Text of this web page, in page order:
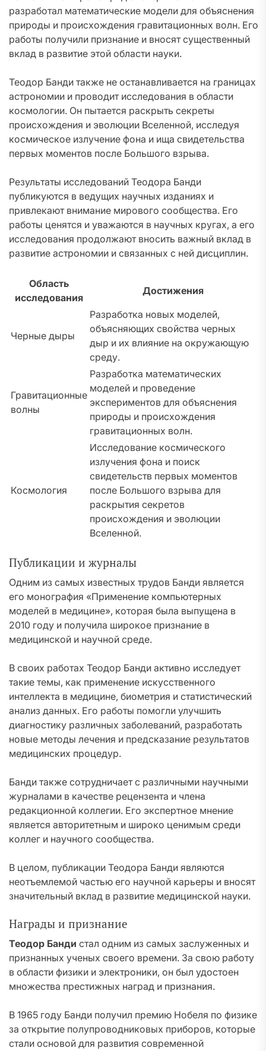
разработал математические модели для объяснения
природы и происхождения гравитационных волн. Его
работы получили признание и вносят существенный
вклад в развитие этой области науки.
Теодор Банди также не останавливается на границах
астрономии и проводит исследования в области
космологии. Он пытается раскрыть секреты
происхождения и эволюции Вселенной, исследуя
космическое излучение фона и ища свидетельства
первых моментов после Большого взрыва.
Результаты исследований Теодора Банди
публикуются в ведущих научных изданиях и
привлекают внимание мирового сообщества. Его
работы ценятся и уважаются в научных кругах, а его
исследования продолжают вносить важный вклад в
развитие астрономии и связанных с ней дисциплин.
Область
исследования
Достижения
Черные дыры
Разработка новых моделей,
объясняющих свойства черных
дыр и их влияние на окружающую
среду.
Гравитационные
волны
Разработка математических
моделей и проведение
экспериментов для объяснения
природы и происхождения
гравитационных волн.
Космология
Исследование космического
излучения фона и поиск
свидетельств первых моментов
после Большого взрыва для
раскрытия секретов
происхождения и эволюции
Вселенной.
Публикации и журналы
Одним из самых известных трудов Банди является
его монография «Применение компьютерных
моделей в медицине», которая была выпущена в
2010 году и получила широкое признание в
медицинской и научной среде.
В своих работах Теодор Банди активно исследует
такие темы, как применение искусственного
интеллекта в медицине, биометрия и статистический
анализ данных. Его работы помогли улучшить
диагностику различных заболеваний, разработать
новые методы лечения и предсказание результатов
медицинских процедур.
Банди также сотрудничает с различными научными
журналами в качестве рецензента и члена
редакционной коллегии. Его экспертное мнение
является авторитетным и широко ценимым среди
коллег и научного сообщества.
В целом, публикации Теодора Банди являются
неотъемлемой частью его научной карьеры и вносят
значительный вклад в развитие медицинской науки.
Награды и признание
Теодор Банди стал одним из самых заслуженных и
признанных ученых своего времени. За свою работу
в области физики и электроники, он был удостоен
множества престижных наград и признания.
В 1965 году Банди получил премию Нобеля по физике
за открытие полупроводниковых приборов, которые
стали основой для развития современной